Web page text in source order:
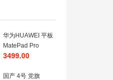
华为HUAWEI 平板
MatePad Pro
MRR-
夜阑灰
3499.00
国产 4号 党旗